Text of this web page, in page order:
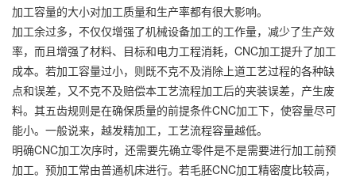
加工容量的大小对加工质量和生产率都有很大影响。
加工余过多，不仅仅增强了机械设备加工的工作量，减少了生产效
率，而且增强了材料、目标和电力工程消耗，CNC加工提升了加工
成本。若加工容量过小，则既不克不及消除上道工艺过程的各种缺
点和误差，又不克不及赔偿本工艺流程加工后的夹装误差，产生废
料。其五齿规则是在确保质量的前提条件CNC加工下，使容量尽可
能小。一般说来，越发精加工，工艺流程容量越低。
明确CNC加工次序时，还需要先确立零件是不是需要进行加工前预
加工。预加工常由普通机床进行。若毛胚CNC加工精密度比较高，